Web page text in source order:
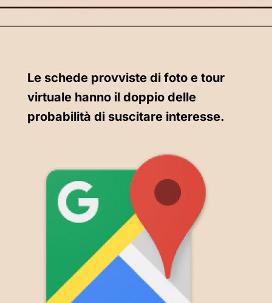
Le schede provviste di foto e tour
virtuale hanno il doppio delle
probabilità di suscitare interesse.